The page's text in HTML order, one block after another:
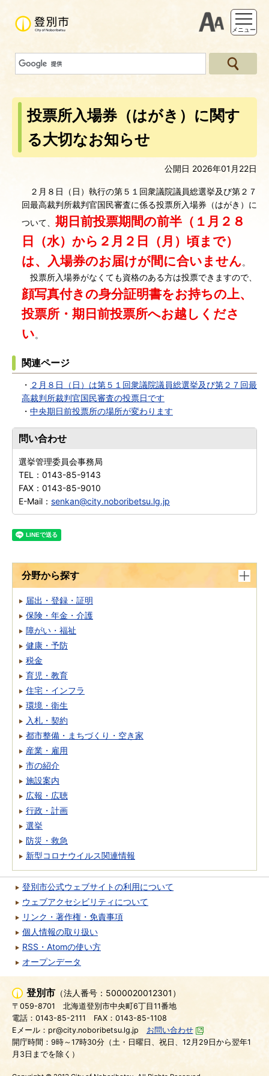
支援ツー
メニュー
投票所入場券（はがき）に関す
る大切なお知らせ
公開日 2026年01月22日
２月８日（日）執行の第５１回衆議院議員総選挙及び第２７
回最高裁判所裁判官国民審査に係る投票所入場券（はがき）に
ついて、 期日前投票期間の前半（１月２８
日（水）から２月２日（月）頃まで）
は、入場券のお届けが間に合いません。
投票所入場券がなくても資格のある方は投票できますので、
顔写真付きの身分証明書をお持ちの上、
投票所・期日前投票所へお越しくださ
い。
関連ページ
・ ２月８日（日）は第５１回衆議院議員総選挙及び第２７回最
高裁判所裁判官国民審査の投票日です
・ 中央期日前投票所の場所が変わります
問い合わせ
選挙管理委員会事務局
TEL： 0143-85-9143
FAX： 0143-85-9010
E-Mail： senkan@city.noboribetsu.lg.jp
分野から探す
届出・登録・証明
保険・年金・介護
障がい・福祉
健康・予防
税金
育児・教育
住宅・インフラ
環境・衛生
入札・契約
都市整備・まちづくり・空き家
産業・雇用
市の紹介
施設案内
広報・広聴
行政・計画
選挙
防災・救急
新型コロナウイルス関連情報
登別市公式ウェブサイトの利用について
ウェブアクセシビリティについて
リンク・著作権・免責事項
個人情報の取り扱い
RSS・Atomの使い方
オープンデータ
登別市 （法人番号：5000020012301）
〒059-8701
北海道登別市中央町6丁目11番地
電話：0143-85-2111
FAX：0143-85-1108
Eメール：pr@city.noboribetsu.lg.jp
お問い合わせ
開庁時間：9時～17時30分（土・日曜日、祝日、12月29日から翌年1
月3日までを除く）